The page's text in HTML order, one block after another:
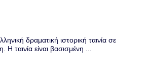
δραματική ιστορική ταινία σε
ταινία είναι βασισμένη ...